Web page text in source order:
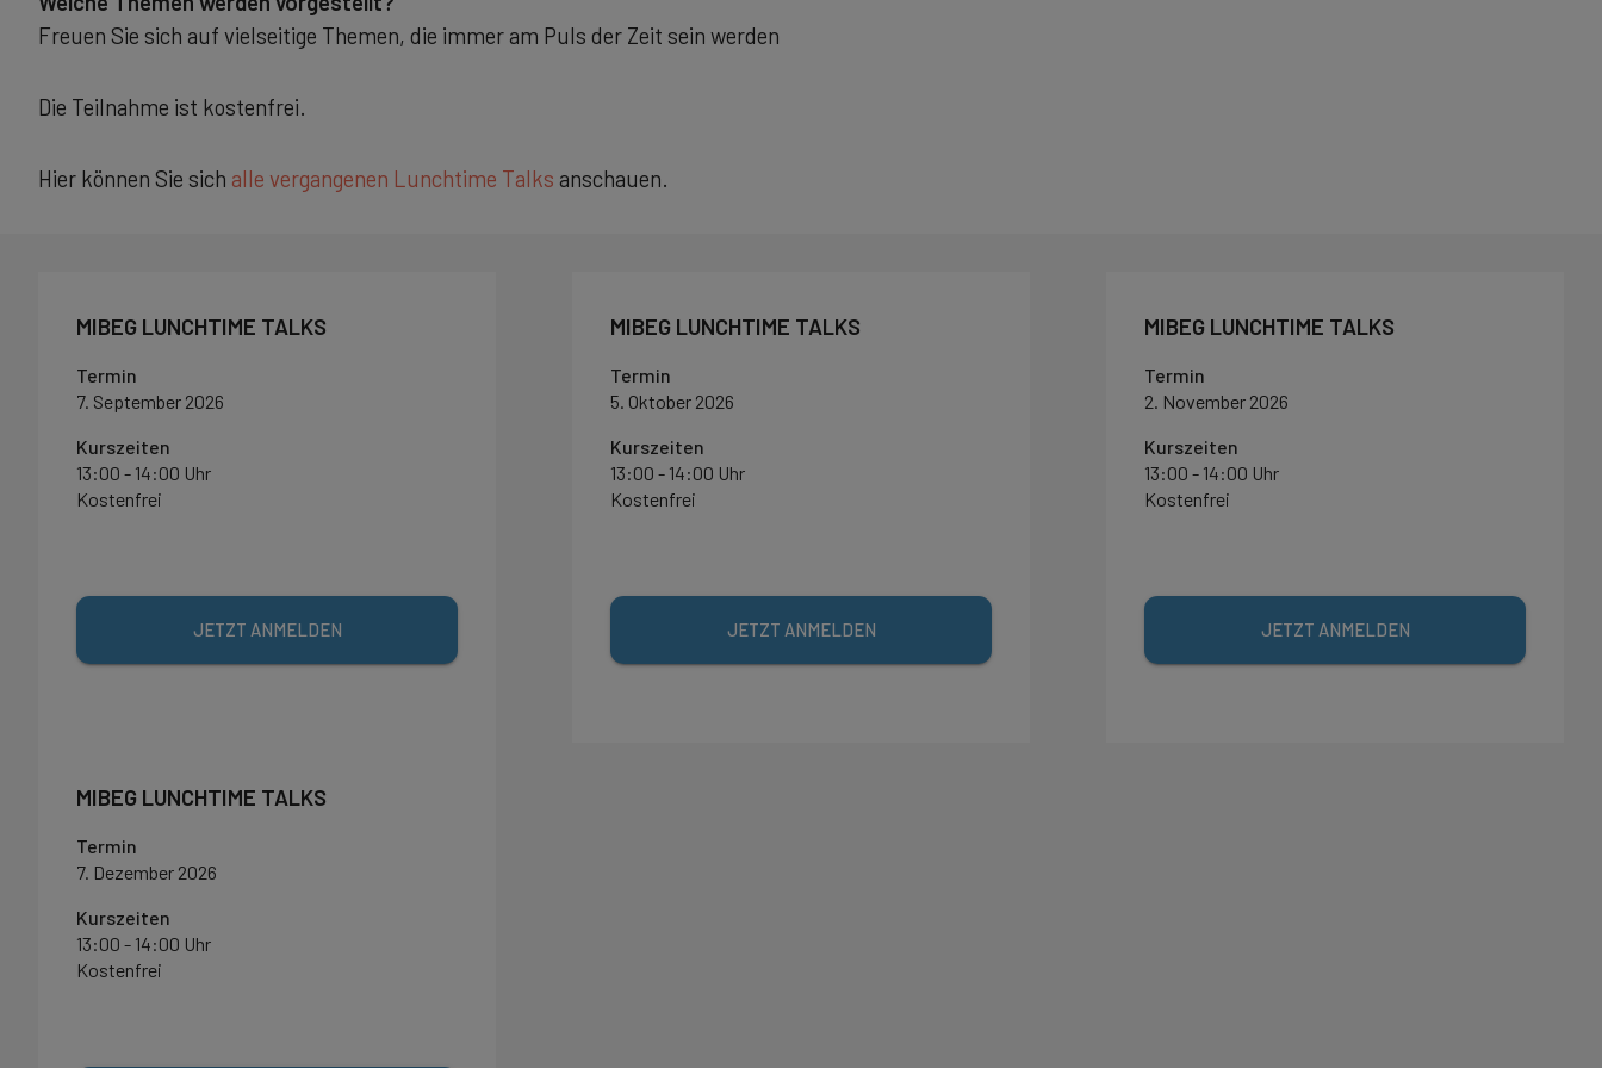
Freuen Sie sich auf vielseitige Themen, die immer am Puls der Zeit sein werden
Die Teilnahme ist kostenfrei.
Hier können Sie sich alle vergangenen Lunchtime Talks anschauen.
MIBEG LUNCHTIME TALKS
Termin
7. September 2026
Kurszeiten
13:00 - 14:00 Uhr
Kostenfrei
JETZT ANMELDEN
MIBEG LUNCHTIME TALKS
Termin
5. Oktober 2026
Kurszeiten
13:00 - 14:00 Uhr
Kostenfrei
JETZT ANMELDEN
MIBEG LUNCHTIME TALKS
Termin
2. November 2026
Kurszeiten
13:00 - 14:00 Uhr
Kostenfrei
JETZT ANMELDEN
MIBEG LUNCHTIME TALKS
Termin
7. Dezember 2026
Kurszeiten
13:00 - 14:00 Uhr
Kostenfrei